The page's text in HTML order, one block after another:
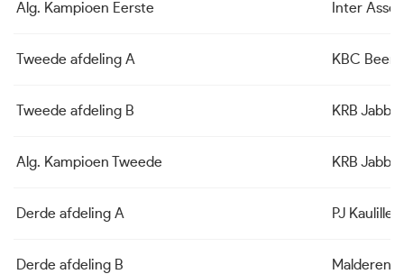
Alg. Kampioen Eerste Inter
Tweede afdeling A KBC
Tweede afdeling B KRB
Alg. Kampioen Tweede KRB
Derde afdeling A PJ Kaulille
Derde afdeling B Malderen